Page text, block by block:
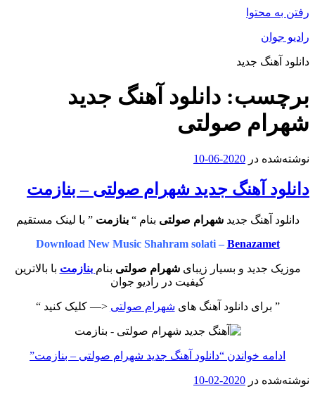
رفتن به محتوا
رادیو جوان
دانلود آهنگ جدید
برچسب: دانلود آهنگ جدید
شهرام صولتی
نوشته‌شده در 2020-06-10
دانلود آهنگ جدید شهرام صولتی – بنازمت
دانلود آهنگ جدید شهرام صولتی بنام “ بنازمت” با لینک مستقیم
Download New Music Shahram solati – Benazamet
موزیک جدید و بسیار زیبای شهرام صولتی بنام بنازمت با بالاترین
کیفیت در رادیو جوان
” برای دانلود آهنگ های شهرام صولتی <— کلیک کنید “
ادامه خواندن “دانلود آهنگ جدید شهرام صولتی – بنازمت”
نوشته‌شده در 2020-02-10